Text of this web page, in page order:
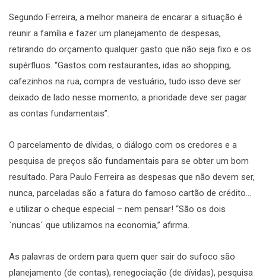
Segundo Ferreira, a melhor maneira de encarar a situação é
reunir a família e fazer um planejamento de despesas,
retirando do orçamento qualquer gasto que não seja fixo e os
supérfluos. “Gastos com restaurantes, idas ao shopping,
cafezinhos na rua, compra de vestuário, tudo isso deve ser
deixado de lado nesse momento; a prioridade deve ser pagar
as contas fundamentais”.
O parcelamento de dívidas, o diálogo com os credores e a
pesquisa de preços são fundamentais para se obter um bom
resultado. Para Paulo Ferreira as despesas que não devem ser,
nunca, parceladas são a fatura do famoso cartão de crédito…
e utilizar o cheque especial – nem pensar! “São os dois
`nuncas´ que utilizamos na economia,” afirma.
As palavras de ordem para quem quer sair do sufoco são
planejamento (de contas), renegociação (de dívidas), pesquisa